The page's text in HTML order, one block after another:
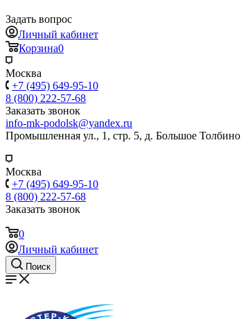
Задать вопрос
Личный кабинет
Корзина0
Москва
+7 (495) 649-95-10
8 (800) 222-57-68
Заказать звонок
info-mk-podolsk@yandex.ru
Промышленная ул., 1, стр. 5, д. Большое Толбино
Москва
+7 (495) 649-95-10
8 (800) 222-57-68
Заказать звонок
0
Личный кабинет
Поиск